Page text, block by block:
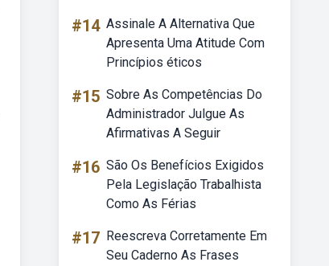
#14 Assinale A Alternativa Que
Apresenta Uma Atitude Com
Princípios éticos
#15 Sobre As Competências Do
Administrador Julgue As
Afirmativas A Seguir
#16 São Os Benefícios Exigidos
Pela Legislação Trabalhista
Como As Férias
#17 Reescreva Corretamente Em
Seu Caderno As Frases